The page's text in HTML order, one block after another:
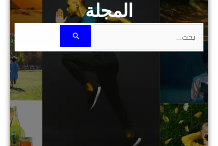
المجلة
عن: